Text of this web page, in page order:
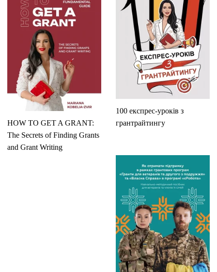
100 експрес-уроків з
грантрайтингу
HOW TO GET A GRANT:
The Secrets of Finding Grants
and Grant Writing